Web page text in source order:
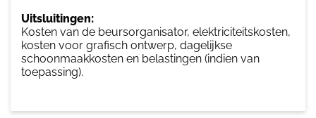
Uitsluitingen:
Kosten van de beursorganisator, elektriciteitskosten,
kosten voor grafisch ontwerp, dagelijkse
schoonmaakkosten en belastingen (indien van
toepassing).